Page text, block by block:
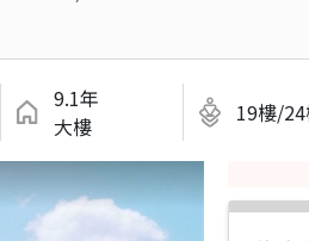
9.1年
大樓
19樓/